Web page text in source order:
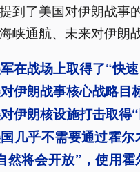
到了美国对伊朗战事
峡通航、未来对伊朗
在战场上取得了“快
伊朗战事核心战略目
伊朗核设施打击取得
几乎不需要通过霍
然将会开放”，使用霍